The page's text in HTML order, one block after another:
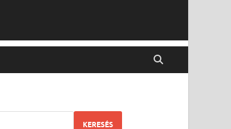
KERESÉS